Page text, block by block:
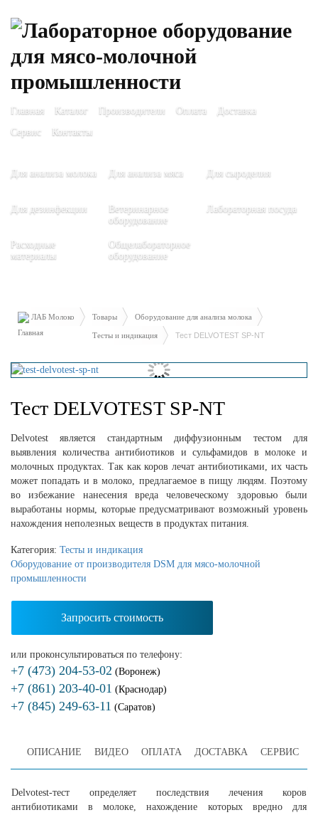
Главная Каталог Производители Оплата
Доставка
Сервис
Контакты
Для анализа молока Для анализа мяса Для сыроделия
Для дезинфекции
Ветеринарное
оборудование
Лабораторная посуда
Расходные
материалы
Общелабораторное
оборудование
ЛАБ Молоко Товары Оборудование для анализа молока
Тесты и индикация Тест DELVOTEST SP-NT
Тест DELVOTEST SP-NT
Delvotest является стандартным диффузионным тестом для
выявления количества антибиотиков и сульфамидов в молоке и
молочных продуктах. Так как коров лечат антибиотиками, их часть
может попадать и в молоко, предлагаемое в пищу людям. Поэтому
во избежание нанесения вреда человеческому здоровью были
выработаны нормы, которые предусматривают возможный уровень
нахождения неполезных веществ в продуктах питания.
Категория: Тесты и индикация
Оборудование от производителя DSM для мясо-молочной
промышленности
Запросить стоимость
или проконсультироваться по телефону:
+7 (473) 204-53-02 (Воронеж)
+7 (861) 203-40-01 (Краснодар)
+7 (845) 249-63-11 (Саратов)
ОПИСАНИЕ ВИДЕО ОПЛАТА ДОСТАВКА СЕРВИС
Delvotest-тест определяет последствия лечения коров
антибиотиками в молоке, нахождение которых вредно для